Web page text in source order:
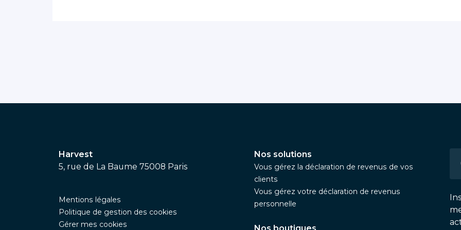
Harvest
5, rue de La Baume 75008 Paris
Mentions légales
Politique de gestion des cookies
Gérer mes cookies
Nos solutions
Vous gérez la déclaration de revenus de vos
clients
Vous gérez votre déclaration de revenus
personnelle